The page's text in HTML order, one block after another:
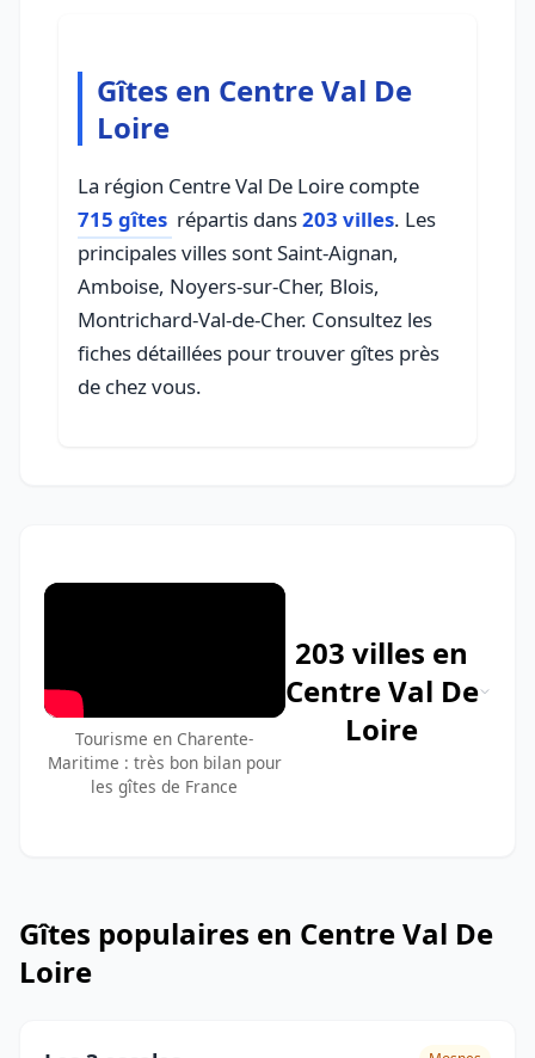
Gîtes en Centre Val De
Loire
La région Centre Val De Loire compte
715 gîtes répartis dans203 villes. Les
principales villes sont Saint-Aignan,
Amboise, Noyers-sur-Cher, Blois,
Montrichard-Val-de-Cher. Consultez les
fiches détaillées pour trouver gîtes près
de chez vous.
Tourisme en Charente-
Maritime : très bon bilan pour
les gîtes de France
203 villes en
Centre Val De
Loire
Gîtes populaires en Centre Val De
Loire